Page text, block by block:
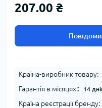
207.00 ₴
Країна-виробник товару:
Гарантія в місяцях:: 14
Країна реєстрації бренду: